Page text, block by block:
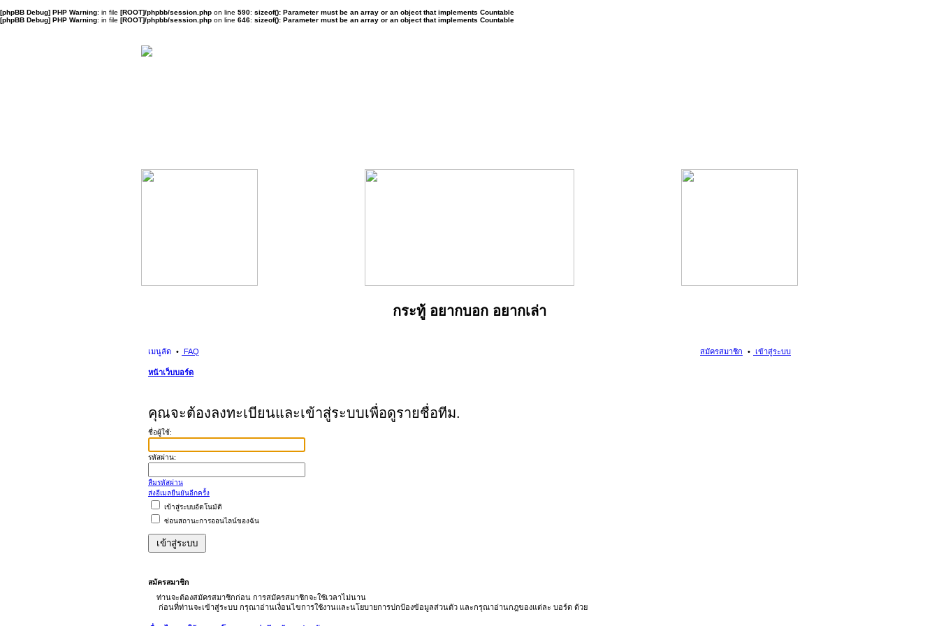
[phpBB Debug] PHP Warning: in file [ROOT]/phpbb/session.php on line 590: sizeof(): Parameter must be an array or an object that implements Countable
[phpBB Debug] PHP Warning: in file [ROOT]/phpbb/session.php on line 646: sizeof(): Parameter must be an array or an object that implements Countable
กระทู้ อยากบอก อยากเล่า
เมนูลัด FAQ เข้าสู่ระบบ
สมัครสมาชิก
หน้าเว็บบอร์ด
คุณจะต้องลงทะเบียนและเข้าสู่ระบบเพื่อดูรายชื่อทีม.
ชื่อผู้ใช้:
รหัสผ่าน:
ลืมรหัสผ่าน
ส่งอีเมลยืนยันอีกครั้ง
เข้าสู่ระบบอัตโนมัติ
ซ่อนสถานะการออนไลน์ของฉัน
สมัครสมาชิก
ท่านจะต้องสมัครสมาชิกก่อน การสมัครสมาชิกจะใช้เวลาไม่นาน
ก่อนที่ท่านจะเข้าสู่ระบบ กรุณาอ่านเงื่อนไขการใช้งานและนโยบายการปกป้องข้อมูลส่วนตัว และกรุณาอ่านกฎของแต่ละ บอร์ด ด้วย